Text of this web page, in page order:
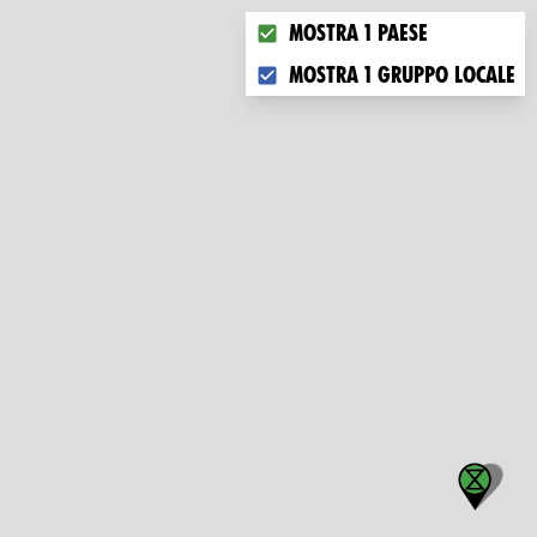
Choose what you want to
Mostra 1 paese
Mostra 1 gruppo locale